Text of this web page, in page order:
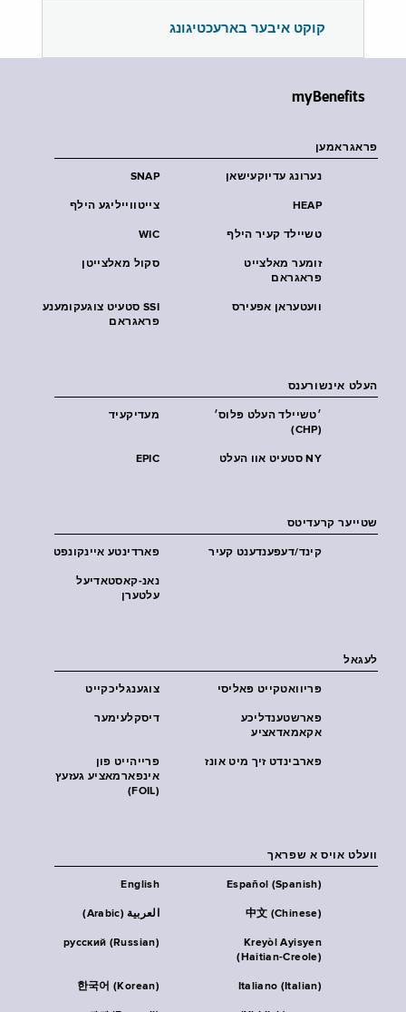
קוקט איבער בארעכטיגונג
myBenefits
פראגראמען
SNAP נערונג עדיוקעישאן
צייטווייליגע הילף HEAP
WIC טשיילד קעיר הילף
סקול מאלצייטן
זומער מאלצייט
פראגראם
SSI סטעיט צוגעקומענע
פראגראם
וועטעראן אפעירס
העלט אינשורענס
מעדיקעיד
׳טשיילד העלט פּלוס׳
(CHP)
EPIC NY סטעיט אוו העלט
שטייער קרעדיטס
פארדינטע איינקונפט קינד/דעפענדענט קעיר
נאנ-קאסטאדיעל
עלטערן
לעגאל
צוגענגליכקייט פּריוואטקייט פּאליסי
דיסקלעימער
פארשטענדליכע
אקאמאדאציע
פרייהייט פון
אינפארמאציע געזעץ
(FOIL)
פארבינדט זיך מיט אונז
וועלט אויס א שפראך
English Español (Spanish)
العربية (Arabic) 中文 (Chinese)
русский (Russian)
Kreyòl Ayisyen
(Haitian-Creole)
한국어 (Korean) Italiano (Italian)